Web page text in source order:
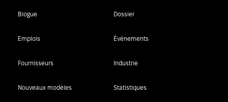
Blogue Dossier
Emplois Événements
Fournisseurs Industrie
Nouveaux modèles Statistiques